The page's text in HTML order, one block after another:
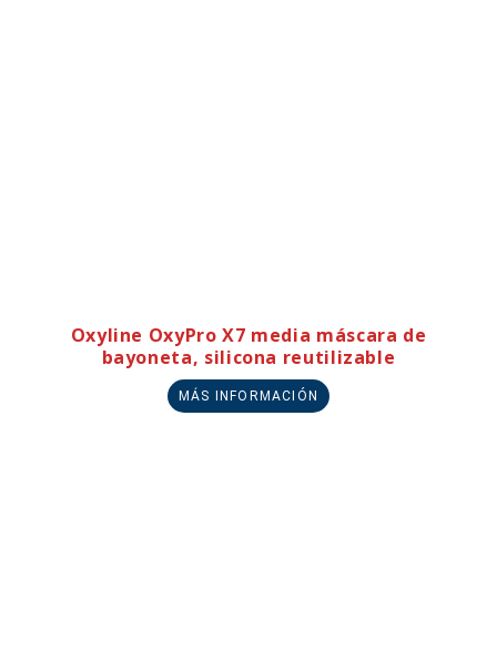
Oxyline OxyPro X7 media máscara de
bayoneta, silicona reutilizable
MÁS INFORMACIÓN